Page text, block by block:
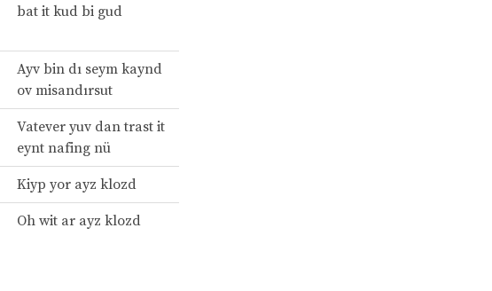
bat it kud bi gud
Ayv bin dı seym kaynd
ov misandırsut
Vatever yuv dan trast it
eynt nafing nü
Kiyp yor ayz klozd
Oh wit ar ayz klozd